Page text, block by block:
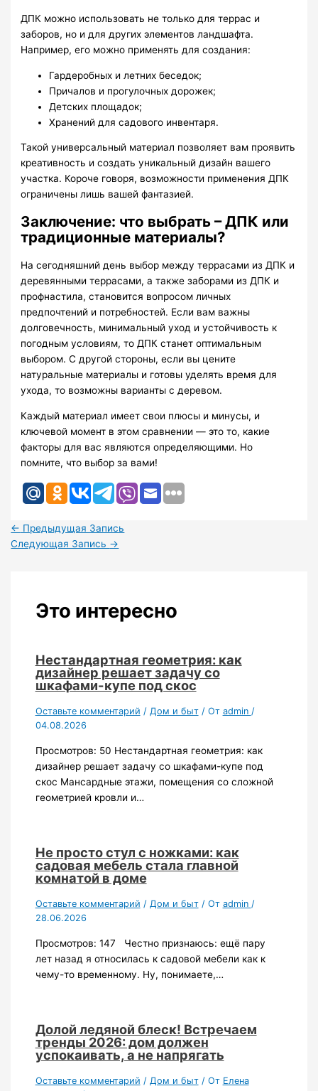
ДПК можно использовать не только для террас и
заборов, но и для других элементов ландшафта.
Например, его можно применять для создания:
Гардеробных и летних беседок;
Причалов и прогулочных дорожек;
Детских площадок;
Хранений для садового инвентаря.
Такой универсальный материал позволяет вам проявить
креативность и создать уникальный дизайн вашего
участка. Короче говоря, возможности применения ДПК
ограничены лишь вашей фантазией.
Заключение: что выбрать – ДПК или
традиционные материалы?
На сегодняшний день выбор между террасами из ДПК и
деревянными террасами, а также заборами из ДПК и
профнастила, становится вопросом личных
предпочтений и потребностей. Если вам важны
долговечность, минимальный уход и устойчивость к
погодным условиям, то ДПК станет оптимальным
выбором. С другой стороны, если вы цените
натуральные материалы и готовы уделять время для
ухода, то возможны варианты с деревом.
Каждый материал имеет свои плюсы и минусы, и
ключевой момент в этом сравнении — это то, какие
факторы для вас являются определяющими. Но
помните, что выбор за вами!
← Предыдущая Запись
Следующая Запись →
Это интересно
Нестандартная геометрия: как
дизайнер решает задачу со
шкафами-купе под скос
Оставьте комментарий / Дом и быт/ От admin /
04.08.2026
Просмотров: 50 Нестандартная геометрия: как
дизайнер решает задачу со шкафами-купе под
скос Мансардные этажи, помещения со сложной
геометрией кровли и…
Не просто стул с ножками: как
садовая мебель стала главной
комнатой в доме
Оставьте комментарий / Дом и быт/ От admin /
28.06.2026
Просмотров: 147 Честно признаюсь: ещё пару
лет назад я относилась к садовой мебели как к
чему-то временному. Ну, понимаете,…
Долой ледяной блеск! Встречаем
тренды 2026: дом должен
успокаивать, а не напрягать
Оставьте комментарий / Дом и быт/ От Елена